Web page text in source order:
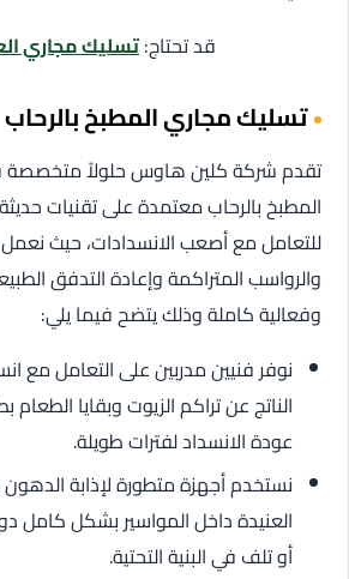
قد تحتاج:تسليك مجاري
تسليك مجاري المطبخ بالرحاب
تقدم شركة كلين هاوس حلولاً متخصصة
المطبخ بالرحاب معتمدة على تقنيات
للتعامل مع أصعب الانسدادات، حيث نعمل
والرواسب المتراكمة وإعادة التدفق
وفعالية كاملة وذلك يتضح فيما يلي:
نوفر فنيين مدربين على التعامل مع
الناتج عن تراكم الزيوت وبقايا
عودة الانسداد لفترات طويلة.
نستخدم أجهزة متطورة لإذابة الدهون
العنيدة داخل المواسير بشكل كامل
أو تلف في البنية التحتية.